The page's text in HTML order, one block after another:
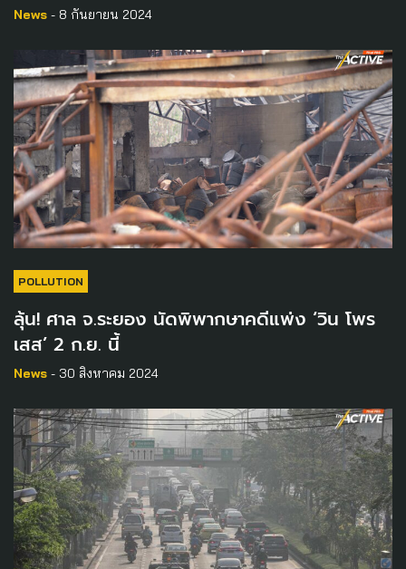
News - 8 กันยายน 2024
POLLUTION
ลุ้น! ศาล จ.ระยอง นัดพิพากษาคดีแพ่ง ‘วิน โพร
เสส’ 2 ก.ย. นี้
News - 30 สิงหาคม 2024